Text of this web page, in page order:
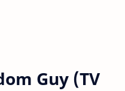
Guy (TV